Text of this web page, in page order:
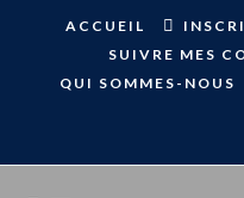
ACCUEIL
SUIVRE MES
QUI SOMMES-NOUS